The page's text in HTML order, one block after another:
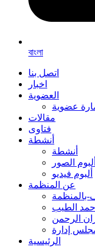
বাংলা
اتصل بنا
اخبار
العضوية
عضوية
مقالات
فتاوى
أنشطة
أنشطة
ألبوم الصور
ألبوم فيديو
عن المنظمة
بالمنظمة
احمد الطيب
الرحمن
إدارة
الرئيسية